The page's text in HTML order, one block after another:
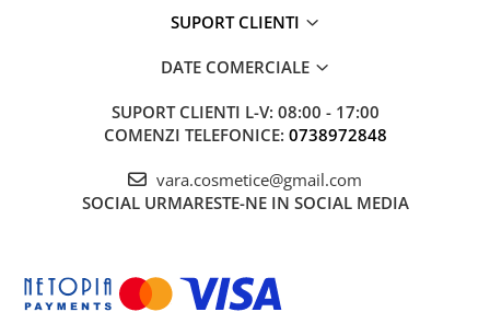
SUPORT CLIENTI
DATE COMERCIALE
SUPORT CLIENTI L-V: 08:00 - 17:00
COMENZI TELEFONICE: 0738972848
vara.cosmetice@gmail.com
SOCIAL URMARESTE-NE IN SOCIAL MEDIA